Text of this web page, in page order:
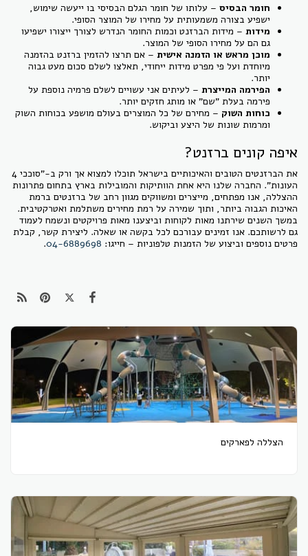
חומר הבסיס – עלותו של חומר הגלם הבסיסי בו ייעשה שימוש,
ישפיע בצורה משמעותית על מחירו של המוצר הסופי.
מידות – מידות הברזנט וכמות החומר הנדרש לצורך ייצורו ישפיעו
גם הם על מחירו הסופי של המוצר.
מוכן מראש או הזמנה אישית – אם תרצו להזמין ברזנט בהזמנה
מיוחדת ועל פי מפרט מידות ייחודי, תאלצו לשלם סכום מעט גבוה
יותר.
הפירמה המייצרת – לעיתים אני עשויים לשלם פרמיה נוספת על
פירמה בעלת "שם" או מותג חזקים יותר.
כוחות השוק – מחירם של כל המוצרים בעולם מושפע בכוחות השוק
ומרמות שונות של היצע וביקוש.
איפה קונים ברזנט?
את הברזנטים הטובים והאיכותיים בישראל תוכלו למצוא אך ורק ב-"סוככי 4
העונות". החברה שלנו היא אחת הוותיקות והמובילות בארץ בתחום פתרונות
ההצללה, אנו מפתחים, מייצרים ומשווקים מגוון רחב של ברזנטים ברמת
האיכות הגבוה ביותר, ותוך שמירה על רמת מחירים משתלמת ואטרקטיבית.
במשך השנים שירתנו מאות לקוחות וביצענו מאות פרויקטים ונשמח לעמוד
גם לרשותכם. אנו זמינים עבורכם לכל בקשה או שאלה. ליצירת קשר, קבלת
פרטים נוספים וביצוע של הזמנות טלפוניות – חייגו: 04-6889698
.
הצללה לפארקים